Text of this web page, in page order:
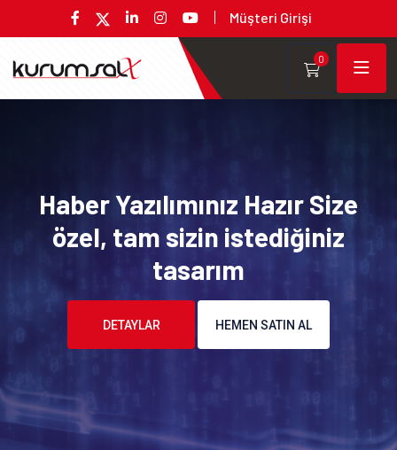
Müşteri Girişi
0
Haber Yazılımınız Hazır Size
özel, tam sizin istediğiniz
tasarım
DETAYLAR HEMEN SATIN AL